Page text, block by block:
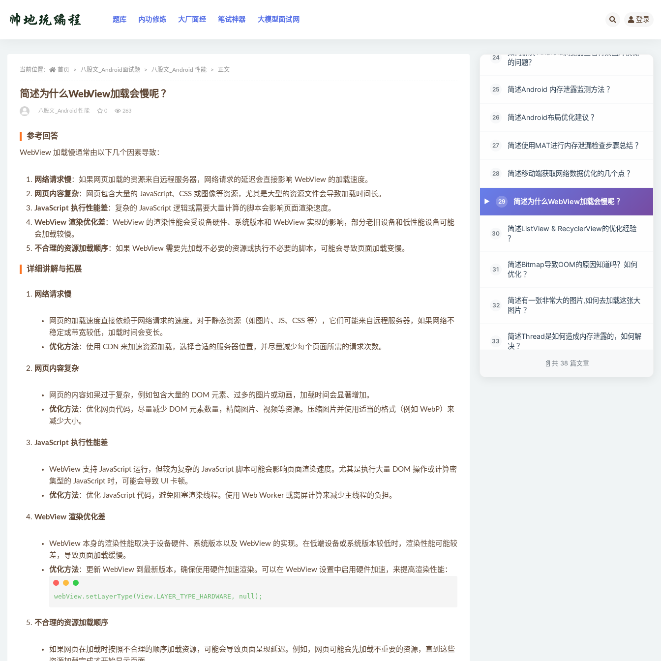
题库 内功修炼 大厂面经 笔试神器 大模型面试网 登录
当前位置： 首页 八股文_Android面试题 八股文_Android 性能 正文
简述为什么WebView加载会慢呢 ？
八股文_Android 性能 0 263
参考回答
WebView 加载慢通常由以下几个因素导致：
网络请求慢：如果网页加载的资源来自远程服务器，网络请求的延迟会直接影响 WebView 的加载速度。
网页内容复杂：网页包含大量的 JavaScript、CSS 或图像等资源，尤其是大型的资源文件会导致加载时间长。
JavaScript 执行性能差：复杂的 JavaScript 逻辑或需要大量计算的脚本会影响页面渲染速度。
WebView 渲染优化差：WebView 的渲染性能会受设备硬件、系统版本和 WebView 实现的影响，部分老旧设备和低性能设备可能
会加载较慢。
不合理的资源加载顺序：如果 WebView 需要先加载不必要的资源或执行不必要的脚本，可能会导致页面加载变慢。
详细讲解与拓展
网络请求慢
网页的加载速度直接依赖于网络请求的速度。对于静态资源（如图片、JS、CSS 等），它们可能来自远程服务器，如果网络不
稳定或带宽较低，加载时间会变长。
优化方法：使用 CDN 来加速资源加载，选择合适的服务器位置，并尽量减少每个页面所需的请求次数。
网页内容复杂
网页的内容如果过于复杂，例如包含大量的 DOM 元素、过多的图片或动画，加载时间会显著增加。
优化方法：优化网页代码，尽量减少 DOM 元素数量，精简图片、视频等资源。压缩图片并使用适当的格式（例如 WebP）来
减少大小。
JavaScript 执行性能差
WebView 支持 JavaScript 运行，但较为复杂的 JavaScript 脚本可能会影响页面渲染速度。尤其是执行大量 DOM 操作或计算密
集型的 JavaScript 时，可能会导致 UI 卡顿。
优化方法：优化 JavaScript 代码，避免阻塞渲染线程。使用 Web Worker 或离屏计算来减少主线程的负担。
WebView 渲染优化差
WebView 本身的渲染性能取决于设备硬件、系统版本以及 WebView 的实现。在低端设备或系统版本较低时，渲染性能可能较
差，导致页面加载缓慢。
优化方法：更新 WebView 到最新版本，确保使用硬件加速渲染。可以在 WebView 设置中启用硬件加速，来提高渲染性能：
不合理的资源加载顺序
如果网页在加载时按照不合理的顺序加载资源，可能会导致页面呈现延迟。例如，网页可能会先加载不重要的资源，直到这些
24
的问题？
25 简述Android 内存泄露监测方法 ？
26 简述Android布局优化建议 ？
27 简述使用MAT进行内存泄漏检查步骤总结 ？
28 简述移动端获取网络数据优化的几个点 ？
29 简述为什么WebView加载会慢呢 ？
30
简述ListView & RecyclerView的优化经验
？
31
简述Bitmap导致OOM的原因知道吗？如何
优化 ？
32
简述有一张非常大的图片,如何去加载这张大
图片 ？
33
简述Thread是如何造成内存泄露的，如何解
决 ？
共 38 篇文章